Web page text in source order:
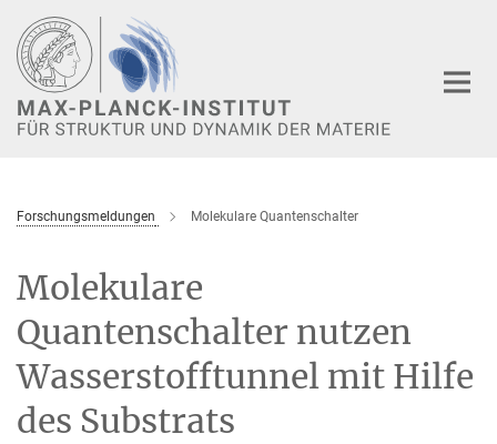
Hauptinhalt
Forschungsmeldungen Molekulare Quantenschalter
Molekulare
Quantenschalter nutzen
Wasserstofftunnel mit Hilfe
des Substrats